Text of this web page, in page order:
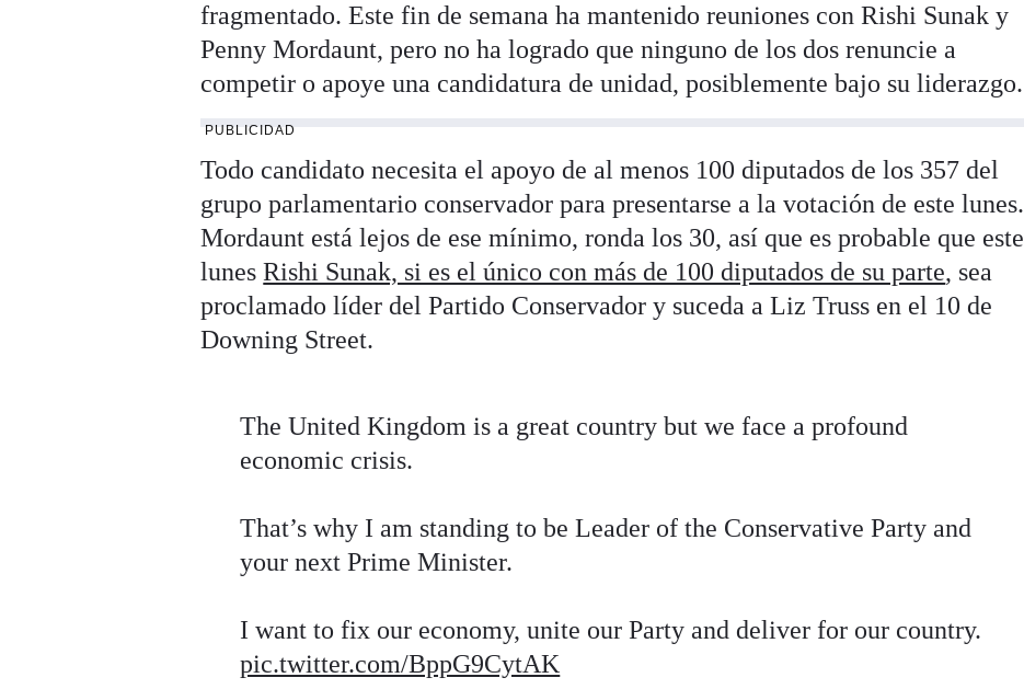
fragmentado. Este fin de semana ha mantenido reuniones con Rishi Sunak y
Penny Mordaunt, pero no ha logrado que ninguno de los dos renuncie a
competir o apoye una candidatura de unidad, posiblemente bajo su liderazgo.
PUBLICIDAD
Todo candidato necesita el apoyo de al menos 100 diputados de los 357 del
grupo parlamentario conservador para presentarse a la votación de este lunes.
Mordaunt está lejos de ese mínimo, ronda los 30, así que es probable que este
lunesRishi Sunak, si es el único con más de 100 diputados de su parte, sea
proclamado líder del Partido Conservador y suceda a Liz Truss en el 10 de
Downing Street.
The United Kingdom is a great country but we face a profound
economic crisis.
That’s why I am standing to be Leader of the Conservative Party and
your next Prime Minister.
I want to fix our economy, unite our Party and deliver for our country.
pic.twitter.com/BppG9CytAK